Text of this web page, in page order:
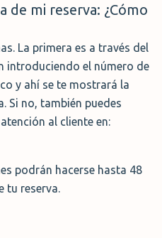
de mi reserva: ¿Cómo
La primera es a través del
introduciendo el número de
y ahí se te mostrará la
Si no, también puedes
al cliente en:
podrán hacerse hasta 48
tu reserva.